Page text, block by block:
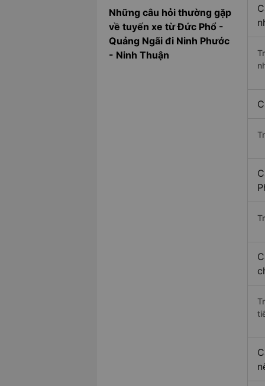
Những câu hỏi thường gặp
về tuyến xe từ Đức Phổ -
Quảng Ngãi đi Ninh Phước
- Ninh Thuận